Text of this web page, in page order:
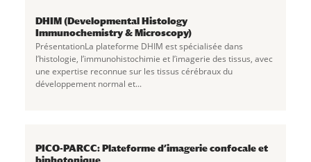
DHIM (Developmental Histology
Immunochemistry & Microscopy)
PrésentationLa plateforme DHIM est spécialisée dans
l’histologie, l’immunohistochimie et l’imagerie des tissus, avec
une expertise reconnue sur les tissus cérébraux du
développement normal et...
PICO-PARCC: Plateforme d’imagerie confocale et
biphotonique